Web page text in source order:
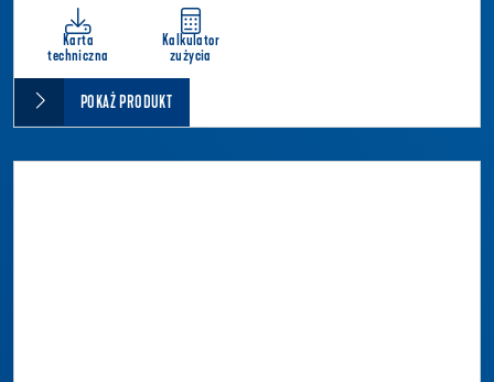
Karta
techniczna
Kalkulator
zużycia
POKAŻ PRODUKT